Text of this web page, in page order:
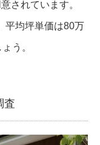
されています。
平均坪単価は80万
う。
査